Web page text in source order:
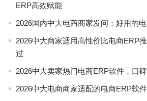
ERP高效赋能
2026国内中大电商商家发问：好用的
2026中大商家适用高性价比电商ERP
过
2026中大卖家热门电商ERP软件，口
2026中大电商商家适配的电商ERP软